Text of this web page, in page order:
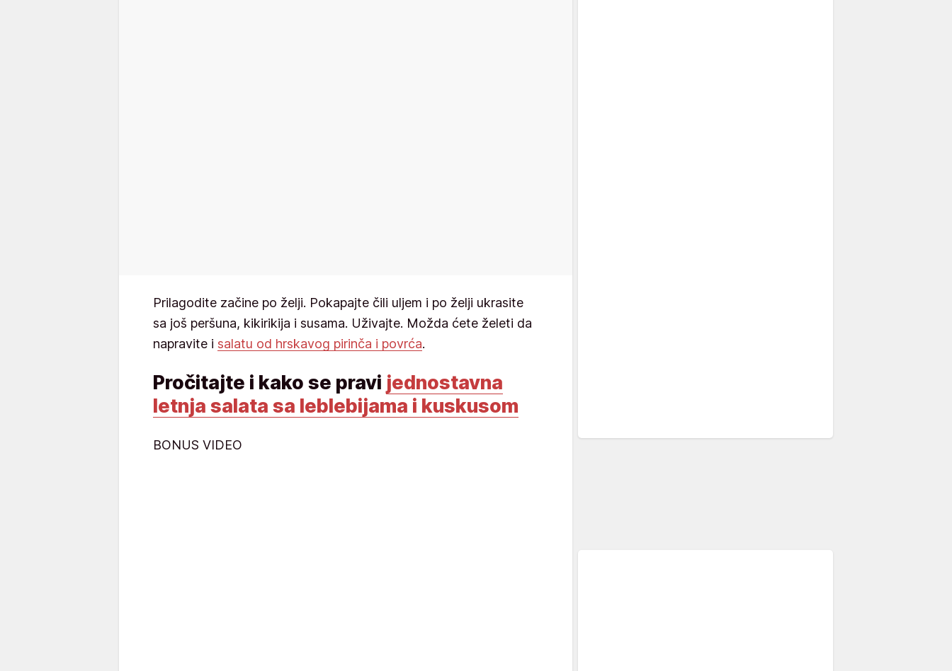
Prilagodite začine po želji. Pokapajte čili uljem i po želji ukrasite
sa još peršuna, kikirikija i susama. Uživajte. Možda ćete želeti da
napravite i salatu od hrskavog pirinča i povrća.
Pročitajte i kako se pravi jednostavna
letnja salata sa leblebijama i kuskusom
BONUS VIDEO